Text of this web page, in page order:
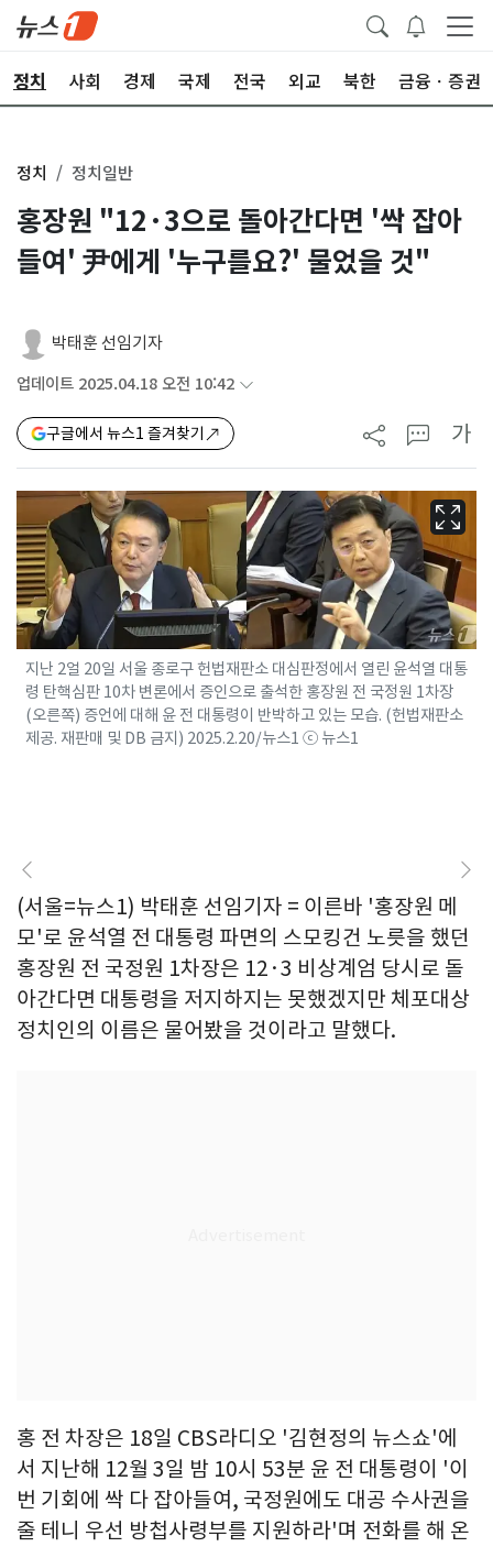
정치 사회 경제 국제 전국 외교 북한 금융ㆍ증권
정치 정치일반
홍장원 "12·3으로 돌아간다면 '싹 잡아
들여' 尹에게 '누구를요?' 물었을 것"
박태훈 선임기자
업데이트 2025.04.18 오전 10:42
구글에서 뉴스1 즐겨찾기 가
지난 2얼 20일 서울 종로구 헌법재판소 대심판정에서 열린 윤석열 대통
령 탄핵심판 10차 변론에서 증인으로 출석한 홍장원 전 국정원 1차장
(오른쪽) 증언에 대해 윤 전 대통령이 반박하고 있는 모습. (헌법재판소
제공. 재판매 및 DB 금지) 2025.2.20/뉴스1 ⓒ 뉴스1
(서울=뉴스1) 박태훈 선임기자 = 이른바 '홍장원 메
모'로 윤석열 전 대통령 파면의 스모킹건 노릇을 했던
홍장원 전 국정원 1차장은 12·3 비상계엄 당시로 돌
아간다면 대통령을 저지하지는 못했겠지만 체포대상
정치인의 이름은 물어봤을 것이라고 말했다.
홍 전 차장은 18일 CBS라디오 '김현정의 뉴스쇼'에
서 지난해 12월 3일 밤 10시 53분 윤 전 대통령이 '이
번 기회에 싹 다 잡아들여, 국정원에도 대공 수사권을
줄 테니 우선 방첩사령부를 지원하라'며 전화를 해 온